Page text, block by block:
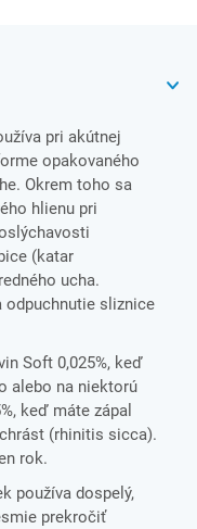
pri akútnej
opakovaného
Okrem toho sa
hlienu pri
(katar
ucha.
odpuchnutie sliznice
Soft 0,025%, keď
alebo na niektorú
keď máte zápal
(rhinitis sicca).
rok.
používa dospelý,
prekročiť